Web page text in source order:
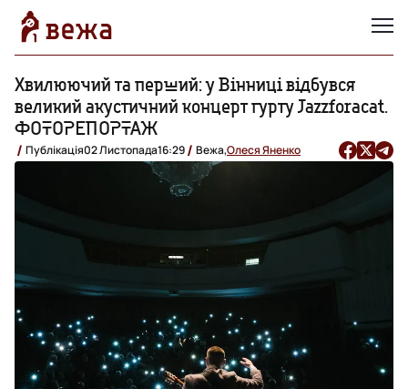
Хвилюючий та перший: у Вінниці відбувся
великий акустичний концерт гурту Jazzforacat.
ФОТОРЕПОРТАЖ
Публікація02 Листопада16:29 Вежа,Олеся Яненко